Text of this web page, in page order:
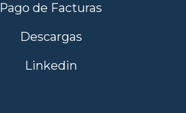
Pago de Facturas
Descargas
Linkedin